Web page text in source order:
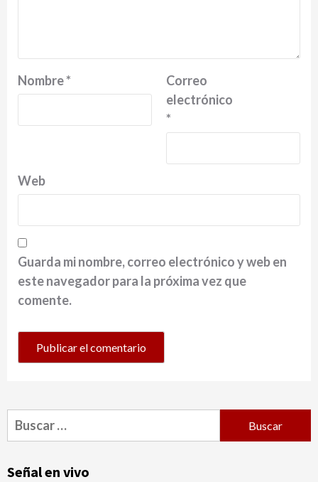
Nombre*
Correo
electrónico
*
Web
Guarda mi nombre, correo electrónico y web en
este navegador para la próxima vez que
comente.
Buscar:
Señal en vivo